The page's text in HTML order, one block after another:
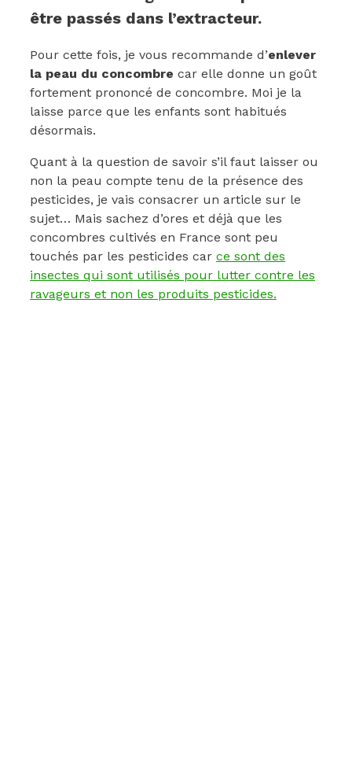
être passés dans l’extracteur.
Pour cette fois, je vous recommande d’enlever
la peau du concombre car elle donne un goût
fortement prononcé de concombre. Moi je la
laisse parce que les enfants sont habitués
désormais.
Quant à la question de savoir s’il faut laisser ou
non la peau compte tenu de la présence des
pesticides, je vais consacrer un article sur le
sujet… Mais sachez d’ores et déjà que les
concombres cultivés en France sont peu
touchés par les pesticides car ce sont des
insectes qui sont utilisés pour lutter contre les
ravageurs et non les produits pesticides.